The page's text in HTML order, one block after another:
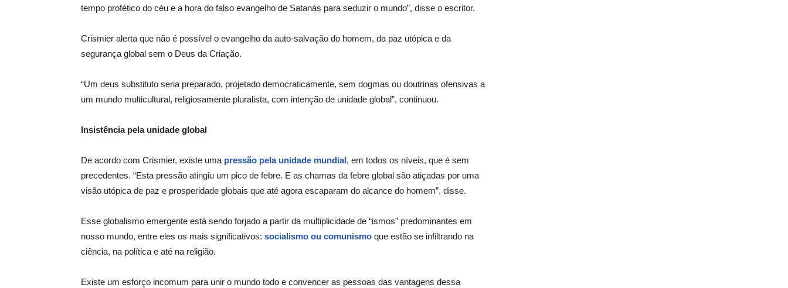
tempo profético do céu e a hora do falso evangelho de Satanás para seduzir o mundo”, disse o escritor.
Crismier alerta que não é possível o evangelho da auto-salvação do homem, da paz utópica e da
segurança global sem o Deus da Criação.
“Um deus substituto seria preparado, projetado democraticamente, sem dogmas ou doutrinas ofensivas a
um mundo multicultural, religiosamente pluralista, com intenção de unidade global”, continuou.
Insistência pela unidade global
De acordo com Crismier, existe uma pressão pela unidade mundial, em todos os níveis, que é sem
precedentes. “Esta pressão atingiu um pico de febre. E as chamas da febre global são atiçadas por uma
visão utópica de paz e prosperidade globais que até agora escaparam do alcance do homem”, disse.
Esse globalismo emergente está sendo forjado a partir da multiplicidade de “ismos” predominantes em
nosso mundo, entre eles os mais significativos: socialismo ou comunismo que estão se infiltrando na
ciência, na política e até na religião.
Existe um esforço incomum para unir o mundo todo e convencer as pessoas das vantagens dessa